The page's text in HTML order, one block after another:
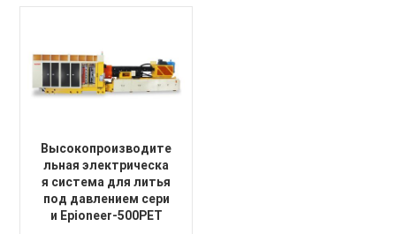
Высокопроизводите
льная электрическа
я система для литья
под давлением сери
и Epioneer-500PET